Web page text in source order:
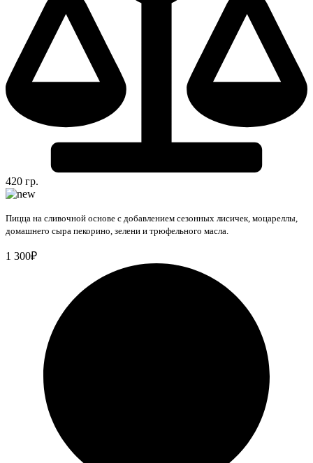
420 гр.
Пицца на сливочной основе с добавлением сезонных лисичек, моцареллы,
домашнего сыра пекорино, зелени и трюфельного масла.
1 300₽